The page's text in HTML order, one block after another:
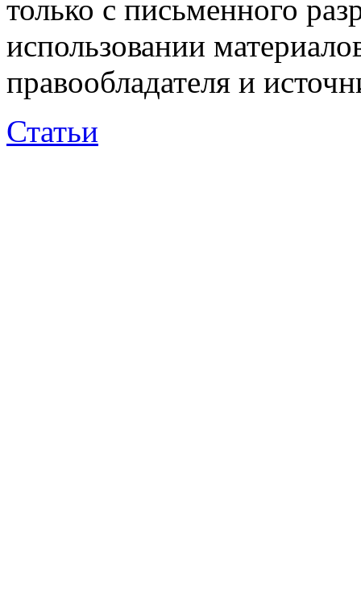
только с письменного
использовании
правообладателя и
Статьи